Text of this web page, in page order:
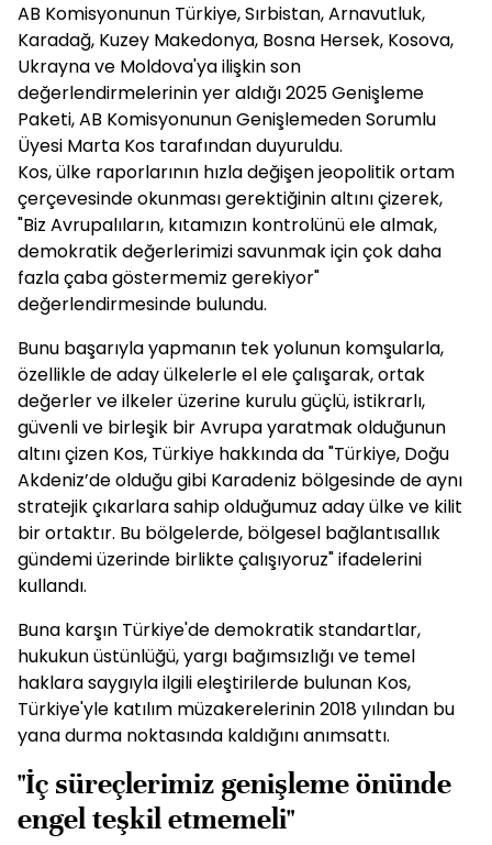
AB Komisyonunun Türkiye, Sırbistan, Arnavutluk,
Karadağ, Kuzey Makedonya, Bosna Hersek, Kosova,
Ukrayna ve Moldova'ya ilişkin son
değerlendirmelerinin yer aldığı 2025 Genişleme
Paketi, AB Komisyonunun Genişlemeden Sorumlu
Üyesi Marta Kos tarafından duyuruldu.
Kos, ülke raporlarının hızla değişen jeopolitik ortam
çerçevesinde okunması gerektiğinin altını çizerek,
"Biz Avrupalıların, kıtamızın kontrolünü ele almak,
demokratik değerlerimizi savunmak için çok daha
fazla çaba göstermemiz gerekiyor"
değerlendirmesinde bulundu.
Bunu başarıyla yapmanın tek yolunun komşularla,
özellikle de aday ülkelerle el ele çalışarak, ortak
değerler ve ilkeler üzerine kurulu güçlü, istikrarlı,
güvenli ve birleşik bir Avrupa yaratmak olduğunun
altını çizen Kos, Türkiye hakkında da "Türkiye, Doğu
Akdeniz’de olduğu gibi Karadeniz bölgesinde de aynı
stratejik çıkarlara sahip olduğumuz aday ülke ve kilit
bir ortaktır. Bu bölgelerde, bölgesel bağlantısallık
gündemi üzerinde birlikte çalışıyoruz" ifadelerini
kullandı.
Buna karşın Türkiye'de demokratik standartlar,
hukukun üstünlüğü, yargı bağımsızlığı ve temel
haklara saygıyla ilgili eleştirilerde bulunan Kos,
Türkiye'yle katılım müzakerelerinin 2018 yılından bu
yana durma noktasında kaldığını anımsattı.
"İç süreçlerimiz genişleme önünde
engel teşkil etmemeli"